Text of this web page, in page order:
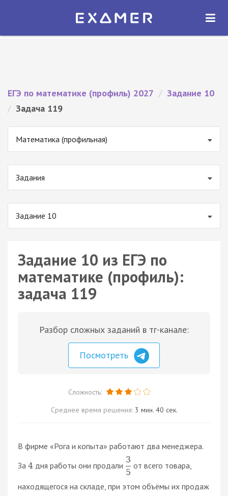
Экзамер — ЕГЭ 2027
ОТКРЫТЬ
ЕГЭ по математике (профиль) 2027 / Задание 10
/ Задача 119
Математика (профильная)
Задания
Задание 10
Задание 10 из ЕГЭ по
математике (профиль):
задача 119
Разбор сложных заданий в тг-канале:
Посмотреть
Сложность:
Среднее время решения: 3 мин. 40 сек.
В фирме «Рога и копыта» работают два менеджера.
За 4 дня работы они продали
3
5
от всего товара,
находящегося на складе, при этом объёмы их продаж